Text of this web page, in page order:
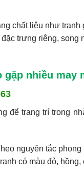
chất liệu như tranh
trưng riêng, song
nhiều may
để trang trí trong
nguyên tắc phong
có màu đỏ, hồng,